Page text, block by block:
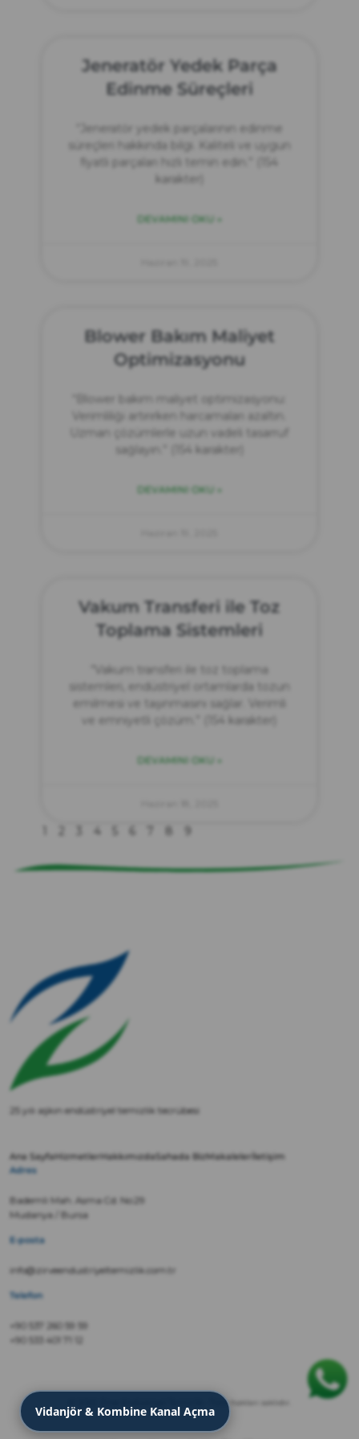
Jeneratör Yedek Parça
Edinme Süreçleri
“Jeneratör yedek parçalarının edinme
süreçleri hakkında bilgi. Kaliteli ve uygun
fiyatlı parçaları hızlı temin edin.” (154
karakter)
DEVAMINI OKU »
Blower Bakım Maliyet
Optimizasyonu
“Blower bakım maliyet optimizasyonu:
Verimliliği artırırken harcamaları azaltın.
Uzman çözümlerle uzun vadeli tasarruf
sağlayın.” (154 karakter)
DEVAMINI OKU »
Vakum Transferi ile Toz
Toplama Sistemleri
“Vakum transferi ile toz toplama
sistemleri, endüstriyel ortamlarda tozun
emilmesi ve taşınmasını sağlar. Verimli
ve emniyetli çözüm.” (154 karakter)
DEVAMINI OKU »
4
Vidanjör & Kombine Kanal Açma
25 yılı aşkın endüstriyel temizlik tecrübesi
Ana SayfaHizmetlerHakkımızdaSahada BizMakaleler İletişim
Adres
Bademli Mah. Asma Cd. No:29
Mudanya / Bursa
E-posta
info@zirveendustriyeltemizlik.com.tr
Telefon
+90 537 260 59 59
+90 533 401 71 12
© 2022 Zirve Endüstriyel Temizlik · Tüm hakları saklıdır.